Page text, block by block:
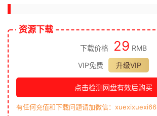
资源下载
下载价格 29 RMB
VIP免费
升级VIP
点击检测网盘有效后购买
有任何充值和下载问题请加微信：xuexixuexi66